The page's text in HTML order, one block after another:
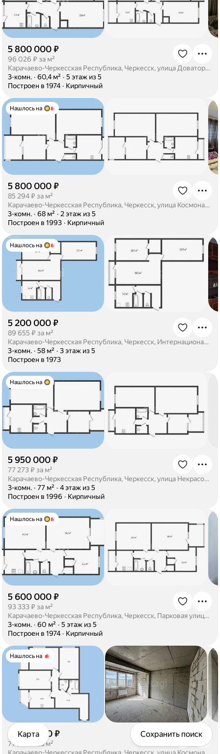
5 800 000 ₽
96 026 ₽ за м²
Карачаево-Черкесская Республика, Черкесск, улица Доватора, 66
3-комн. · 60,4 м² · 5 этаж из 5
Построен в 1974 · Кирпичный
Нашлось на
5 800 000 ₽
85 294 ₽ за м²
Карачаево-Черкесская Республика, Черкесск, улица Космонавтов, 78
3-комн. · 68 м² · 2 этаж из 5
Построен в 1993 · Кирпичный
Нашлось на
5 200 000 ₽
89 655 ₽ за м²
Карачаево-Черкесская Республика, Черкесск, Интернациональная улица, 8
3-комн. · 58 м² · 3 этаж из 5
Построен в 1973
Нашлось на
5 950 000 ₽
77 273 ₽ за м²
Карачаево-Черкесская Республика, Черкесск, улица Некрасова, 3
3-комн. · 77 м² · 4 этаж из 5
Построен в 1996 · Кирпичный
Нашлось на
5 600 000 ₽
93 333 ₽ за м²
Карачаево-Черкесская Республика, Черкесск, Парковая улица, 3
3-комн. · 60 м² · 5 этаж из 5
Построен в 1974 · Кирпичный
Нашлось на
8 000 000 ₽
77 369 ₽ за м²
Карта Сохранить поиск